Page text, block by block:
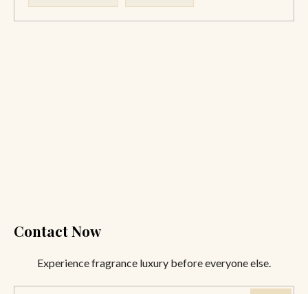
Contact Now
Experience fragrance luxury before everyone else.